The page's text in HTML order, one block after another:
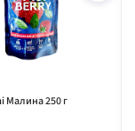
Малина 250 г